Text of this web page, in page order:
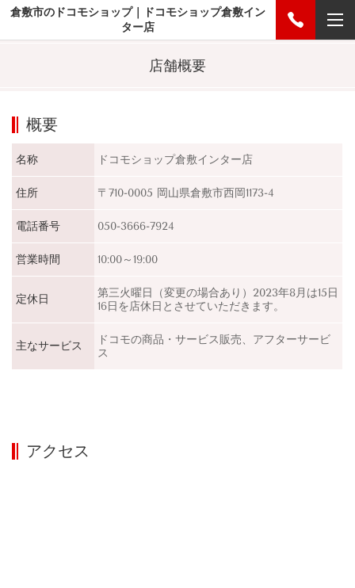
倉敷市のドコモショップ｜ドコモショップ倉敷イン
ター店
店舗概要
概要
名称 ドコモショップ倉敷インター店
住所 〒710-0005 岡山県倉敷市西岡1173-4
電話番号 050-3666-7924
営業時間 10:00～19:00
定休日
第三火曜日（変更の場合あり）2023年8月は15日
16日を店休日とさせていただきます。
主なサービス
ドコモの商品・サービス販売、アフターサービ
ス
アクセス